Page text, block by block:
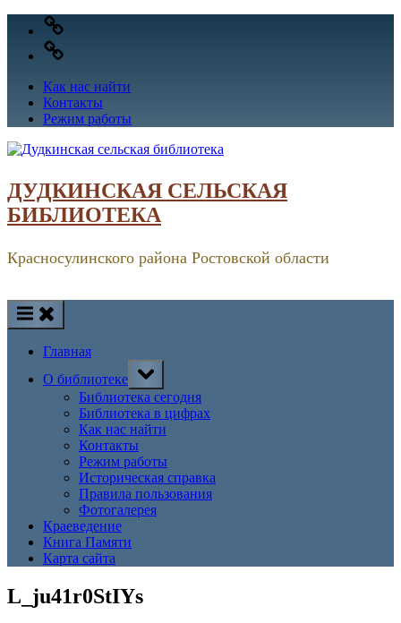
content
VK
OK
Как нас найти
Контакты
Режим работы
ДУДКИНСКАЯ СЕЛЬСКАЯ
БИБЛИОТЕКА
Красносулинского района Ростовской области
Главная
О библиотеке
Toggle
sub-
menu
Библиотека сегодня
Библиотека в цифрах
Как нас найти
Контакты
Режим работы
Историческая справка
Правила пользования
Фотогалерея
Краеведение
Книга Памяти
Карта сайта
L_ju41r0StIYs